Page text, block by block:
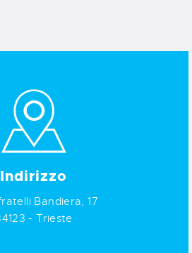
Indirizzo
Bandiera, 17
- Trieste